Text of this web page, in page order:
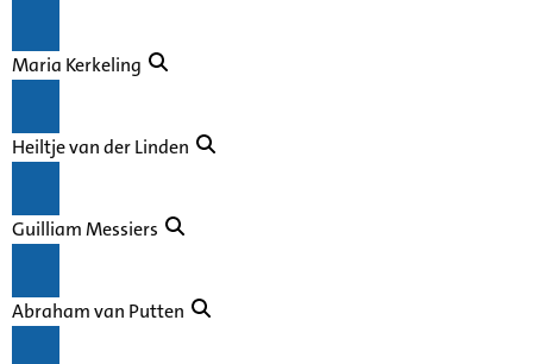
Maria Kerkeling
Heiltje van der Linden
Guilliam Messiers
Abraham van Putten